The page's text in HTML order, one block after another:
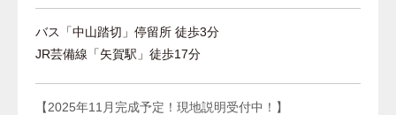
バス「中山踏切」停留所 徒歩3分
JR芸備線「矢賀駅」徒歩17分
【2025年11月完成予定！現地説明受付中！】